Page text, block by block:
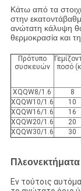
Κάτω από τα
στην
ανώτατη κάλυψη θα
θερμοκρασία και
Πρότυπο
συσκευών
ποσό
XQQW8/1.6 8
XQQW10/1.6 10
XQQW16/1.6
16
XQQW20/1.6
20
XQQW30/1.6
30
Πλεονεκτήματα
Εν τούτοις